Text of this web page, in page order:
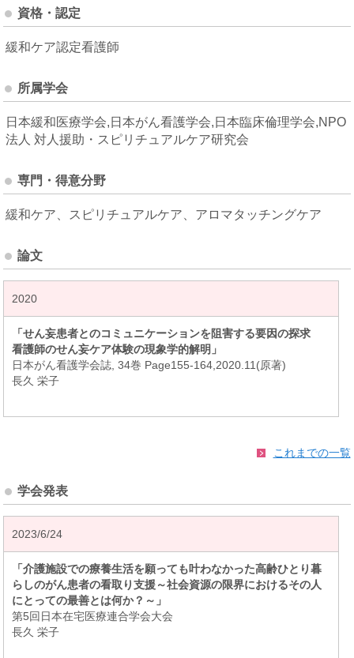
資格・認定
緩和ケア認定看護師
所属学会
日本緩和医療学会,日本がん看護学会,日本臨床倫理学会,NPO
法人 対人援助・スピリチュアルケア研究会
専門・得意分野
緩和ケア、スピリチュアルケア、アロマタッチングケア
論文
2020
「せん妄患者とのコミュニケーションを阻害する要因の探求
看護師のせん妄ケア体験の現象学的解明」
日本がん看護学会誌, 34巻 Page155-164,2020.11(原著)
長久 栄子
これまでの一覧
学会発表
2023/6/24
「介護施設での療養生活を願っても叶わなかった高齢ひとり暮
らしのがん患者の看取り支援～社会資源の限界におけるその人
にとっての最善とは何か？～」
第5回日本在宅医療連合学会大会
長久 栄子